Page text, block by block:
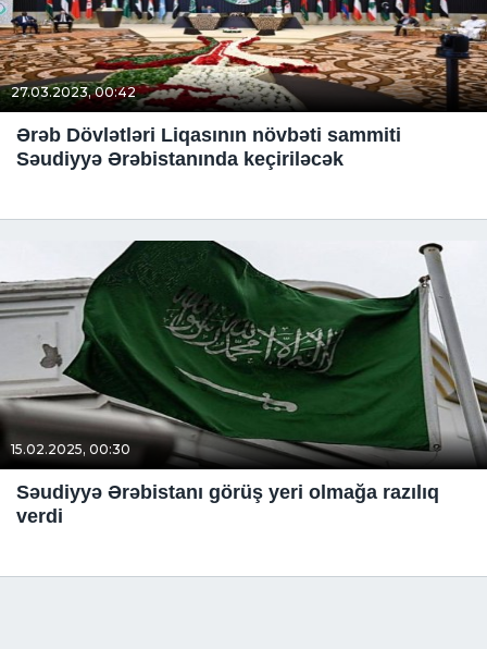
27.03.2023, 00:42
Ərəb Dövlətləri Liqasının növbəti sammiti
Səudiyyə Ərəbistanında keçiriləcək
15.02.2025, 00:30
Səudiyyə Ərəbistanı görüş yeri olmağa razılıq
verdi